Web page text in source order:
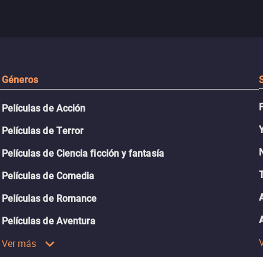
Géneros
Películas de Acción
Películas de Terror
Películas de Ciencia ficción y fantasía
Películas de Comedia
Películas de Romance
Películas de Aventura
Ver más